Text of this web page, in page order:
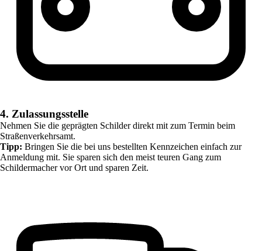
4. Zulassungsstelle
Nehmen Sie die geprägten Schilder direkt mit zum Termin beim
Straßenverkehrsamt.
Tipp: Bringen Sie die bei uns bestellten Kennzeichen einfach zur
Anmeldung mit. Sie sparen sich den meist teuren Gang zum
Schildermacher vor Ort und sparen Zeit.